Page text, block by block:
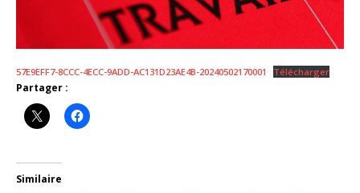
57E9EFF7-8CCC-4ECC-9ADD-AC131D23AE4B-20240502170001 Télécharger
Partager :
Similaire